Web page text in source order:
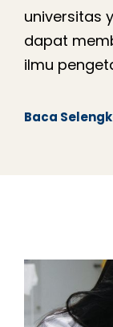
universitas
dapat
ilmu
Baca